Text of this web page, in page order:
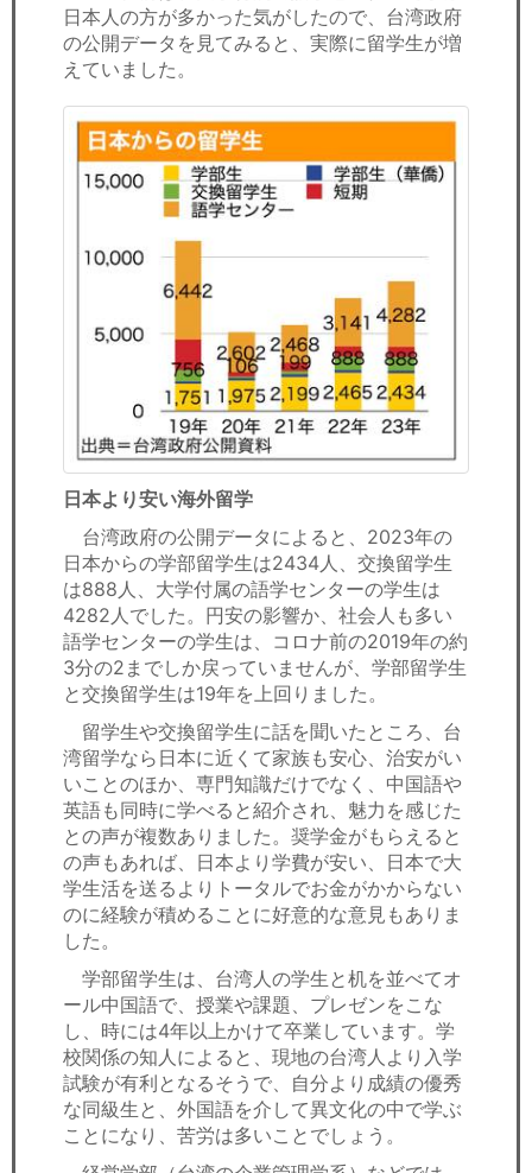
ＩＴ
飲食店情報
日本人の方が多かった気がしたので、台湾政府
の公開データを見てみると、実際に留学生が増
えていました。
日本より安い海外留学
台湾政府の公開データによると、2023年の
日本からの学部留学生は2434人、交換留学生
は888人、大学付属の語学センターの学生は
4282人でした。円安の影響か、社会人も多い
語学センターの学生は、コロナ前の2019年の約
3分の2までしか戻っていませんが、学部留学生
と交換留学生は19年を上回りました。
留学生や交換留学生に話を聞いたところ、台
湾留学なら日本に近くて家族も安心、治安がい
いことのほか、専門知識だけでなく、中国語や
英語も同時に学べると紹介され、魅力を感じた
との声が複数ありました。奨学金がもらえると
の声もあれば、日本より学費が安い、日本で大
学生活を送るよりトータルでお金がかからない
のに経験が積めることに好意的な意見もありま
した。
学部留学生は、台湾人の学生と机を並べてオ
ール中国語で、授業や課題、プレゼンをこな
し、時には4年以上かけて卒業しています。学
校関係の知人によると、現地の台湾人より入学
試験が有利となるそうで、自分より成績の優秀
な同級生と、外国語を介して異文化の中で学ぶ
ことになり、苦労は多いことでしょう。